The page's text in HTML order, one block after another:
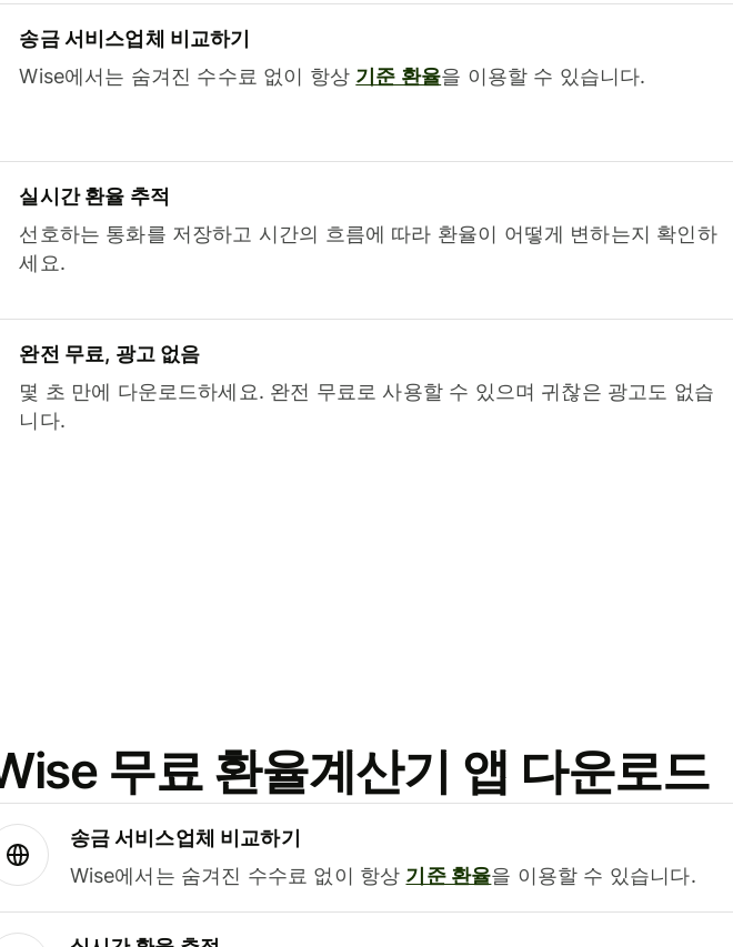
송금 서비스업체 비교하기
Wise에서는 숨겨진 수수료 없이 항상 기준 환율을 이용할 수 있습니다.
실시간 환율 추적
선호하는 통화를 저장하고 시간의 흐름에 따라 환율이 어떻게 변하는지 확인하
세요.
완전 무료, 광고 없음
몇 초 만에 다운로드하세요. 완전 무료로 사용할 수 있으며 귀찮은 광고도 없습
니다.
무료 환율계산기 앱 다운로드
송금 서비스업체 비교하기
Wise에서는 숨겨진 수수료 없이 항상 기준 환율을 이용할 수 있습니다.